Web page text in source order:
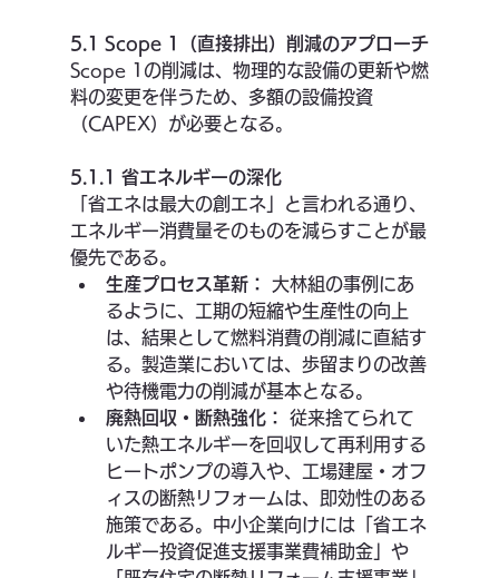
5.1 Scope 1（直接排出）削減のアプローチ
Scope 1の削減は、物理的な設備の更新や燃
料の変更を伴うため、多額の設備投資
（CAPEX）が必要となる。
5.1.1 省エネルギーの深化
「省エネは最大の創エネ」と言われる通り、
エネルギー消費量そのものを減らすことが最
優先である。
生産プロセス革新：
大林組の事例にあ
るように、工期の短縮や生産性の向上
は、結果として燃料消費の削減に直結す
る。製造業においては、歩留まりの改善
や待機電力の削減が基本となる。
廃熱回収・断熱強化：
従来捨てられて
いた熱エネルギーを回収して再利用する
ヒートポンプの導入や、工場建屋・オフ
ィスの断熱リフォームは、即効性のある
施策である。中小企業向けには「省エネ
ルギー投資促進支援事業費補助金」や